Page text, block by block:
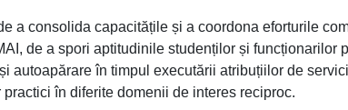
a consolida capacitățile și a coordona eforturile
de a spori aptitudinile studenților și funcționarilor
autoapărare în timpul executării atribuțiilor de
în diferite domenii de interes reciproc.